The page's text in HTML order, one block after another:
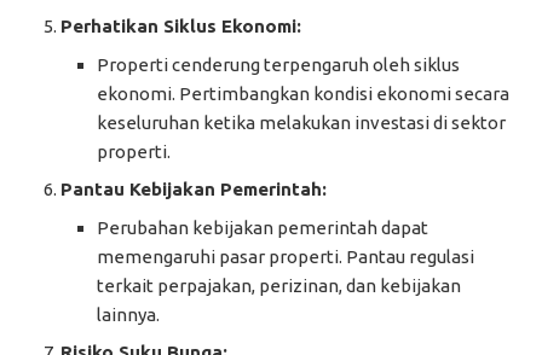
Perhatikan Siklus Ekonomi:
Properti cenderung terpengaruh oleh siklus
ekonomi. Pertimbangkan kondisi ekonomi secara
keseluruhan ketika melakukan investasi di sektor
properti.
Pantau Kebijakan Pemerintah:
Perubahan kebijakan pemerintah dapat
memengaruhi pasar properti. Pantau regulasi
terkait perpajakan, perizinan, dan kebijakan
lainnya.